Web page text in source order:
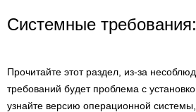
Системные требования:
Прочитайте этот раздел, из-за
требований будет проблема с
узнайте версию операционной